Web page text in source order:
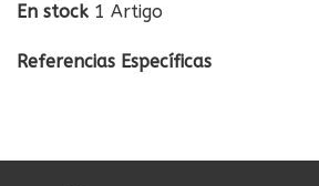
En stock 1 Artigo
Referencias Específicas